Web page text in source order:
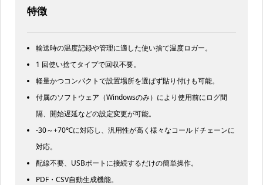
特徴
輸送時の温度記録や管理に適した使い捨て温度ロガー。
1 回使い捨てタイプで回収不要。
軽量かつコンパクトで設置場所を選ばず貼り付けも可能。
付属のソフトウェア（Windowsのみ）により使用前にログ間
隔、開始遅延などの設定変更が可能。
-30～+70℃に対応し、汎用性が高く様々なコールドチェーンに
対応。
配線不要、USBポートに接続するだけの簡単操作。
PDF・CSV自動生成機能。